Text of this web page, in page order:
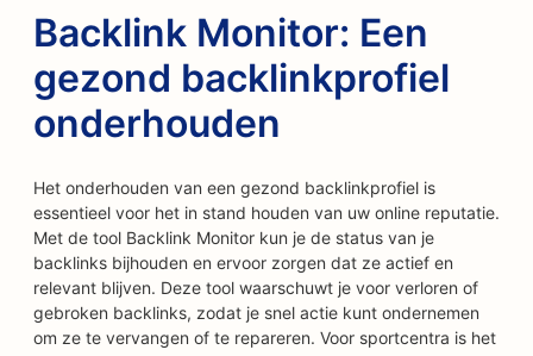
Backlink Monitor: Een
gezond backlinkprofiel
onderhouden
Het onderhouden van een gezond backlinkprofiel is
essentieel voor het in stand houden van uw online reputatie.
Met de tool Backlink Monitor kun je de status van je
backlinks bijhouden en ervoor zorgen dat ze actief en
relevant blijven. Deze tool waarschuwt je voor verloren of
gebroken backlinks, zodat je snel actie kunt ondernemen
om ze te vervangen of te repareren. Voor sportcentra is het